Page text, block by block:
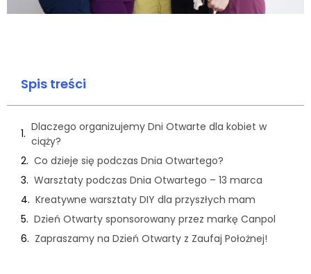
Spis treści
Dlaczego organizujemy Dni Otwarte dla kobiet w
ciąży?
Co dzieje się podczas Dnia Otwartego?
Warsztaty podczas Dnia Otwartego – 13 marca
Kreatywne warsztaty DIY dla przyszłych mam
Dzień Otwarty sponsorowany przez markę Canpol
Zapraszamy na Dzień Otwarty z Zaufaj Położnej!